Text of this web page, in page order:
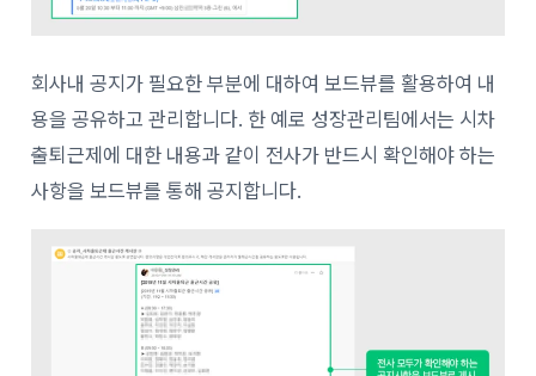
회사내 공지가 필요한 부분에 대하여 보드뷰를 활용하여 내
용을 공유하고 관리합니다. 한 예로 성장관리팀에서는 시차
출퇴근제에 대한 내용과 같이 전사가 반드시 확인해야 하는
사항을 보드뷰를 통해 공지합니다.